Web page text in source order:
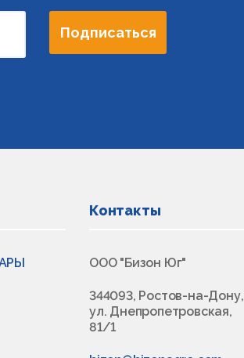
Подписаться
Контакты
ООО "Бизон Юг"
344093, Ростов-на-Дону,
ул. Днепропетровская,
81/1